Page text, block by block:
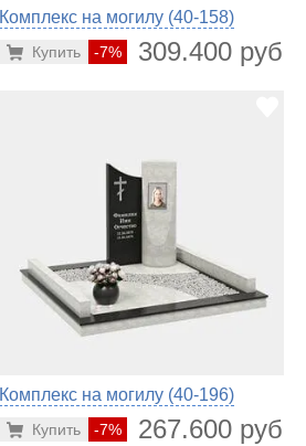
Комплекс на могилу (40-158)
-7% 309.400 руб.
Купить
Комплекс на могилу (40-196)
-7% 267.600 руб.
Купить